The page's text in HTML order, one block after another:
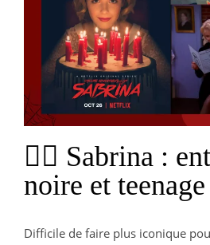
🧙‍♀️ Sabrina :
noire et
Difficile de faire plus iconique